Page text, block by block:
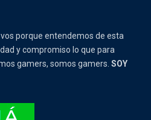
porque entendemos de esta
y compromiso lo que para
gamers, somos gamers. SOY